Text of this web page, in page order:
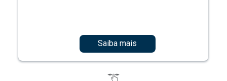
Saiba mais